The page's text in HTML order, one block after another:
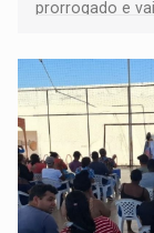
prorrogado e